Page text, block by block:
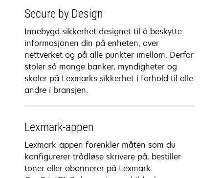
Secure by Design
Innebygd sikkerhet designet til å beskytte
informasjonen din på enheten, over
nettverket og på alle punkter imellom. Derfor
stoler så mange banker, myndigheter og
skoler på Lexmarks sikkerhet i forhold til alle
andre i bransjen.
Lexmark-appen
Lexmark-appen forenkler måten som du
konfigurerer trådløse skrivere på, bestiller
toner eller abonnerer på Lexmark